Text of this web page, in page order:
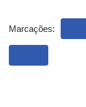
Marcações: